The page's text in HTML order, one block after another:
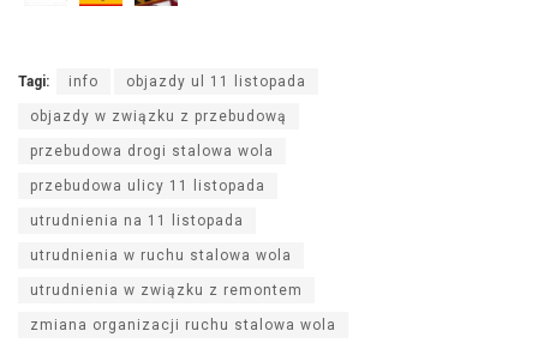
Tagi: info objazdy ul 11 listopada
objazdy w związku z przebudową
przebudowa drogi stalowa wola
przebudowa ulicy 11 listopada
utrudnienia na 11 listopada
utrudnienia w ruchu stalowa wola
utrudnienia w związku z remontem
zmiana organizacji ruchu stalowa wola